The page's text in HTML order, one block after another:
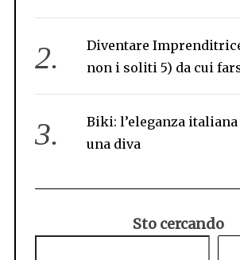
Diventare
non i soliti 5) da cui
Biki: l’eleganza italiana
una diva
Sto cercando